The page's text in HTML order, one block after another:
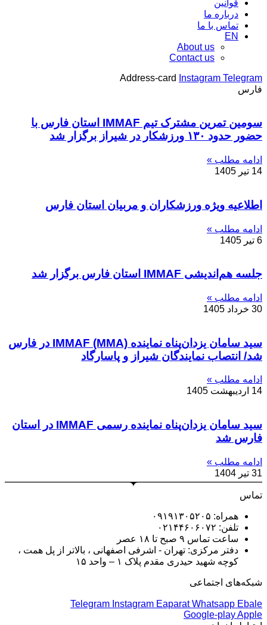
قوانین
درباره ما
تماس با ما
EN
About us
Contact us
Address-card
Instagram Telegram
فارس
سومین تمرین مشترک تیم IMMAF استان فارس با
حضور حدود ۱۳۰ ورزشکار در شیراز برگزار شد
ادامه مطلب »
14 تیر 1405
اطلاعیه ویژه ورزشکاران و مربیان استان فارس
ادامه مطلب »
6 تیر 1405
جلسه هم‌اندیشی IMMAF استان فارس برگزار شد
ادامه مطلب »
30 خرداد 1405
سید سامان یزدان‌پناه نماینده IMMAF (MMA) در فارس
شد/ انتصاب نمایندگان شیراز و پاسارگاد
ادامه مطلب »
14 اردیبهشت 1405
سید سامان یزدان‌پناه نماینده رسمی IMMAF در استان
فارس شد
ادامه مطلب »
31 تیر 1404
تماس
همراه: ۰۹۱۹۱۳۰۵۲۰۵
تلفن: ۰۲۱۴۴۶۰۶۰۷۲
ساعت تماس ۹ صبح تا ۱۸ عصر
دفتر مرکزی: تهران - اشرفی اصفهانی ، بالاتر از پل همت ،
کوچه شهید حیدری مقدم پلاک ۱ – واحد ۱۵
شبکه‌های اجتماعی
Telegram Instagram Eaparat Whatsapp Ebale
Google-playApple